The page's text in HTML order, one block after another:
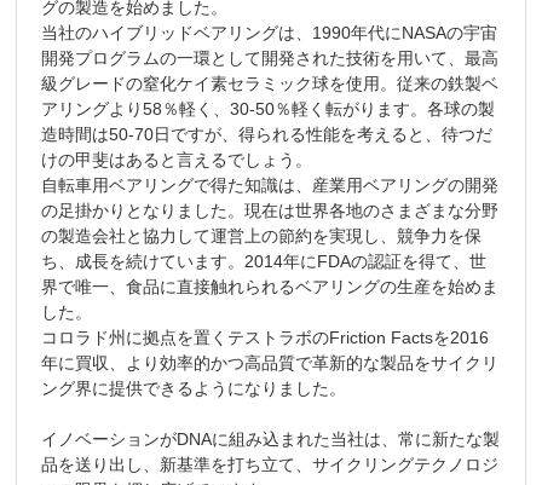
グの製造を始めました。
当社のハイブリッドベアリングは、1990年代にNASAの宇宙
開発プログラムの一環として開発された技術を用いて、最高
級グレードの窒化ケイ素セラミック球を使用。従来の鉄製ベ
アリングより58％軽く、30-50％軽く転がります。各球の製
造時間は50-70日ですが、得られる性能を考えると、待つだ
けの甲斐はあると言えるでしょう。
自転車用ベアリングで得た知識は、産業用ベアリングの開発
の足掛かりとなりました。現在は世界各地のさまざまな分野
の製造会社と協力して運営上の節約を実現し、競争力を保
ち、成長を続けています。2014年にFDAの認証を得て、世
界で唯一、食品に直接触れられるベアリングの生産を始めま
した。
コロラド州に拠点を置くテストラボのFriction Factsを2016
年に買収、より効率的かつ高品質で革新的な製品をサイクリ
ング界に提供できるようになりました。
イノベーションがDNAに組み込まれた当社は、常に新たな製
品を送り出し、新基準を打ち立て、サイクリングテクノロジ